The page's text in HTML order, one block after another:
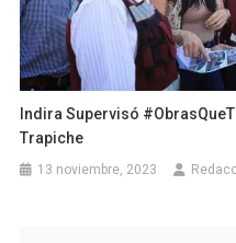
Indira Supervisó
Trapiche
13 noviembre, 2023